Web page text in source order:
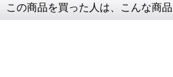
この商品を買った人は、こんな商